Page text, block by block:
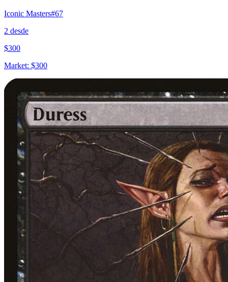
Iconic Masters#67
2 desde
$300
Market: $300